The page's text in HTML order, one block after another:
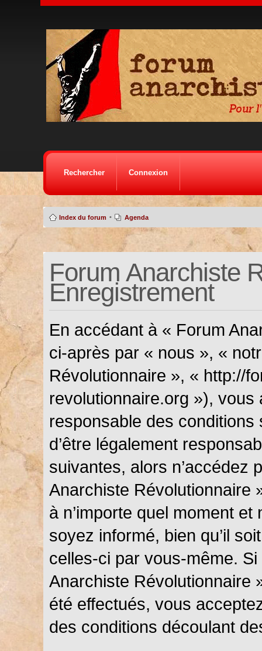
Rechercher Connexion
Index du forum • Agenda
Forum Anarchiste
Enregistrement
En accédant à « Forum
ci-après par « nous », «
Révolutionnaire », « http://
revolutionnaire.org »), vous
responsable des conditions
d’être légalement
suivantes, alors n’accédez
Anarchiste Révolutionnaire
à n’importe quel moment
soyez informé, bien qu’il
celles-ci par vous-même.
Anarchiste Révolutionnaire
été effectués, vous
des conditions découlant